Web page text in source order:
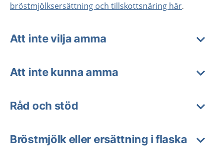
bröstmjölksersättning och tillskottsnäring här.
Att inte vilja amma
Att inte kunna amma
Råd och stöd
Bröstmjölk eller ersättning i flaska